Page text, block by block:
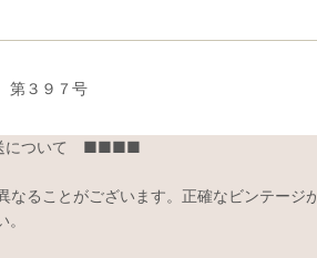
３９７号
ついて ■■■■
なることがございます。正確なビンテー